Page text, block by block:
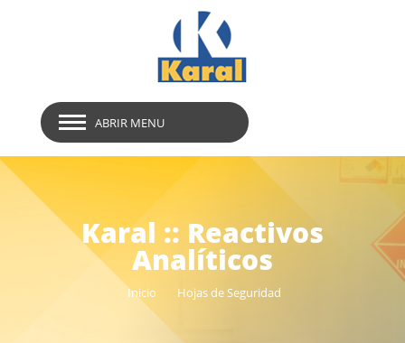
ABRIR MENU
Karal :: Reactivos
Analíticos
Inicio Hojas de Seguridad